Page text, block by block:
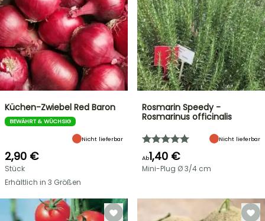
Küchen-Zwiebel Red Baron
BEWÄHRT & WÜCHSIG
Nicht lieferbar
2,90 €
Stück
Erhältlich in 3 Größen
Rosmarin Speedy -
Rosmarinus officinalis
Nicht lieferbar
Ab1,40 €
Mini-Plug Ø 3/4 cm